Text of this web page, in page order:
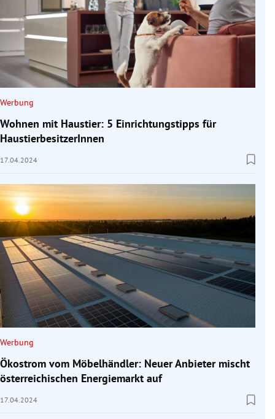
Werbung
Wohnen mit Haustier: 5 Einrichtungstipps für
HaustierbesitzerInnen
17.04.2024
Werbung
Ökostrom vom Möbelhändler: Neuer Anbieter mischt
österreichischen Energiemarkt auf
17.04.2024